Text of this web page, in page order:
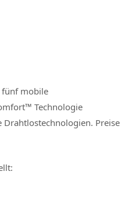
fünf mobile
Technologie
Preise